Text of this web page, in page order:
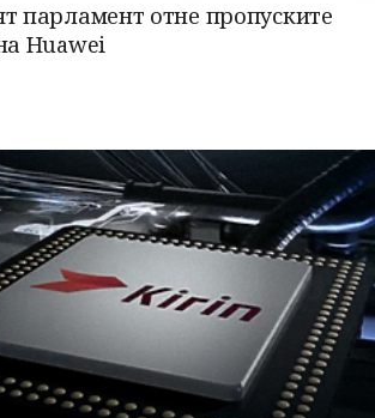
парламент отне пропуските
Huawei